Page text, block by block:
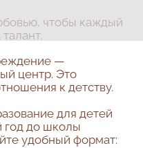
чтобы каждый
—
центр. Это
к детству.
для детей
год до школы
удобный формат: